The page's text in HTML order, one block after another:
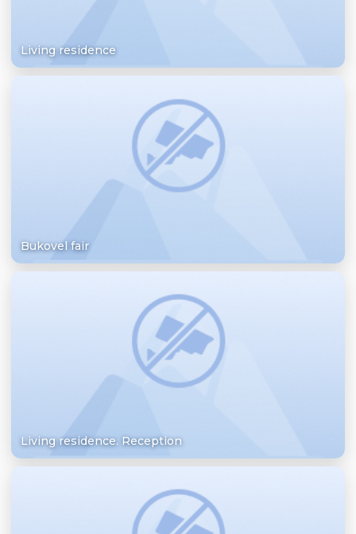
Living residence
Bukovel fair
Living residence. Reception